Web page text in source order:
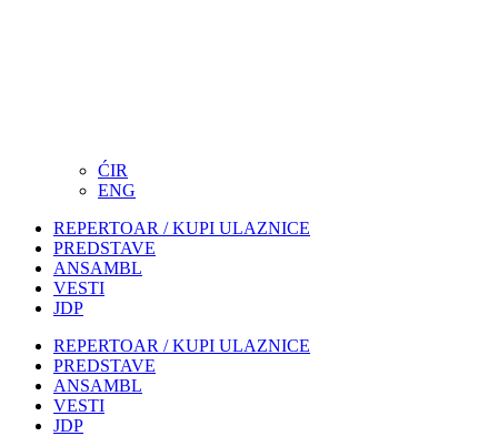
ĆIR
ENG
REPERTOAR / KUPI ULAZNICE
PREDSTAVE
ANSAMBL
VESTI
JDP
REPERTOAR / KUPI ULAZNICE
PREDSTAVE
ANSAMBL
VESTI
JDP